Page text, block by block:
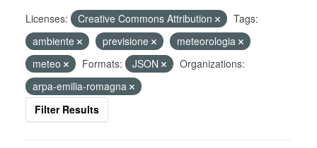
Licenses: Creative Commons Attribution
Tags:
ambiente
previsione
meteorologia
meteo
Formats: JSON
Organizations:
arpa-emilia-romagna
Filter Results